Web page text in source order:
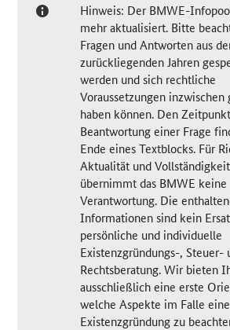
Hinweis: Der BMWE-
mehr aktualisiert. Bitte
Fragen und Antworten aus
zurückliegenden Jahren
werden und sich rechtliche
Voraussetzungen inzwischen
haben können. Den
Beantwortung einer Frage
Ende eines Textblocks. Für
Aktualität und
übernimmt das BMWE keine
Verantwortung. Die
Informationen sind kein
persönliche und individuelle
Existenzgründungs-, Steuer-
Rechtsberatung. Wir bieten
ausschließlich eine erste
welche Aspekte im Falle
Existenzgründung zu